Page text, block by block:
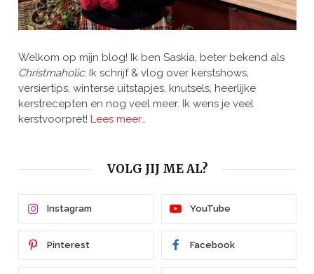
Welkom op mijn blog! Ik ben Saskia, beter bekend als
Christmaholic. Ik schrijf & vlog over kerstshows,
versiertips, winterse uitstapjes, knutsels, heerlijke
kerstrecepten en nog veel meer. Ik wens je veel
kerstvoorpret! Lees meer…
VOLG JIJ ME AL?
Instagram YouTube
Pinterest Facebook